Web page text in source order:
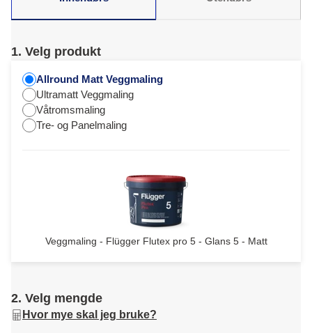
1. Velg produkt
Allround Matt Veggmaling
Ultramatt Veggmaling
Våtromsmaling
Tre- og Panelmaling
Veggmaling - Flügger Flutex pro 5 - Glans 5 - Matt
2. Velg mengde
Hvor mye skal jeg bruke?